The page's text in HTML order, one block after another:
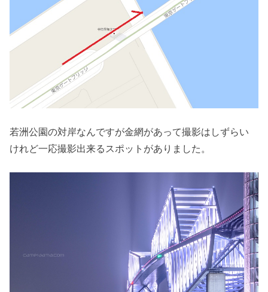
若洲公園の対岸なんですが金網があって撮影はしずらい
けれど一応撮影出来るスポットがありました。